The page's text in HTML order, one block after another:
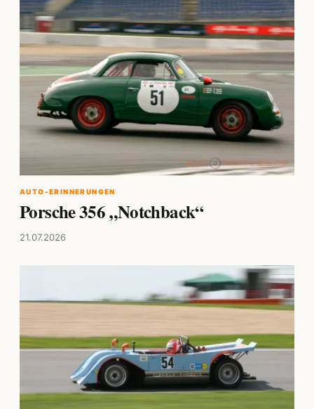
AUTO-ERINNERUNGEN
Porsche 356 „Notchback“
21.07.2026